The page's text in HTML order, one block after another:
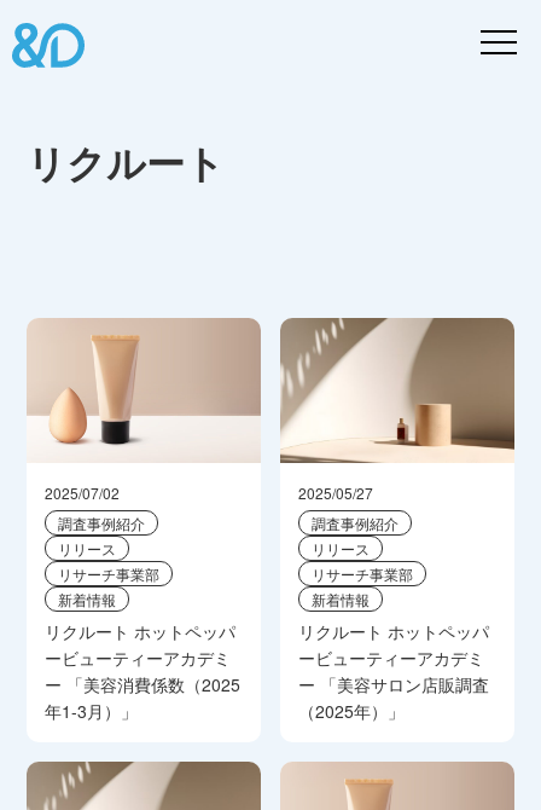
リクルート
2025/07/02
調査事例紹介
リリース
リサーチ事業部
新着情報
リクルート ホットペッパ
ービューティーアカデミ
ー 「美容消費係数（2025
年1-3月）」
2025/05/27
調査事例紹介
リリース
リサーチ事業部
新着情報
リクルート ホットペッパ
ービューティーアカデミ
ー 「美容サロン店販調査
（2025年）」